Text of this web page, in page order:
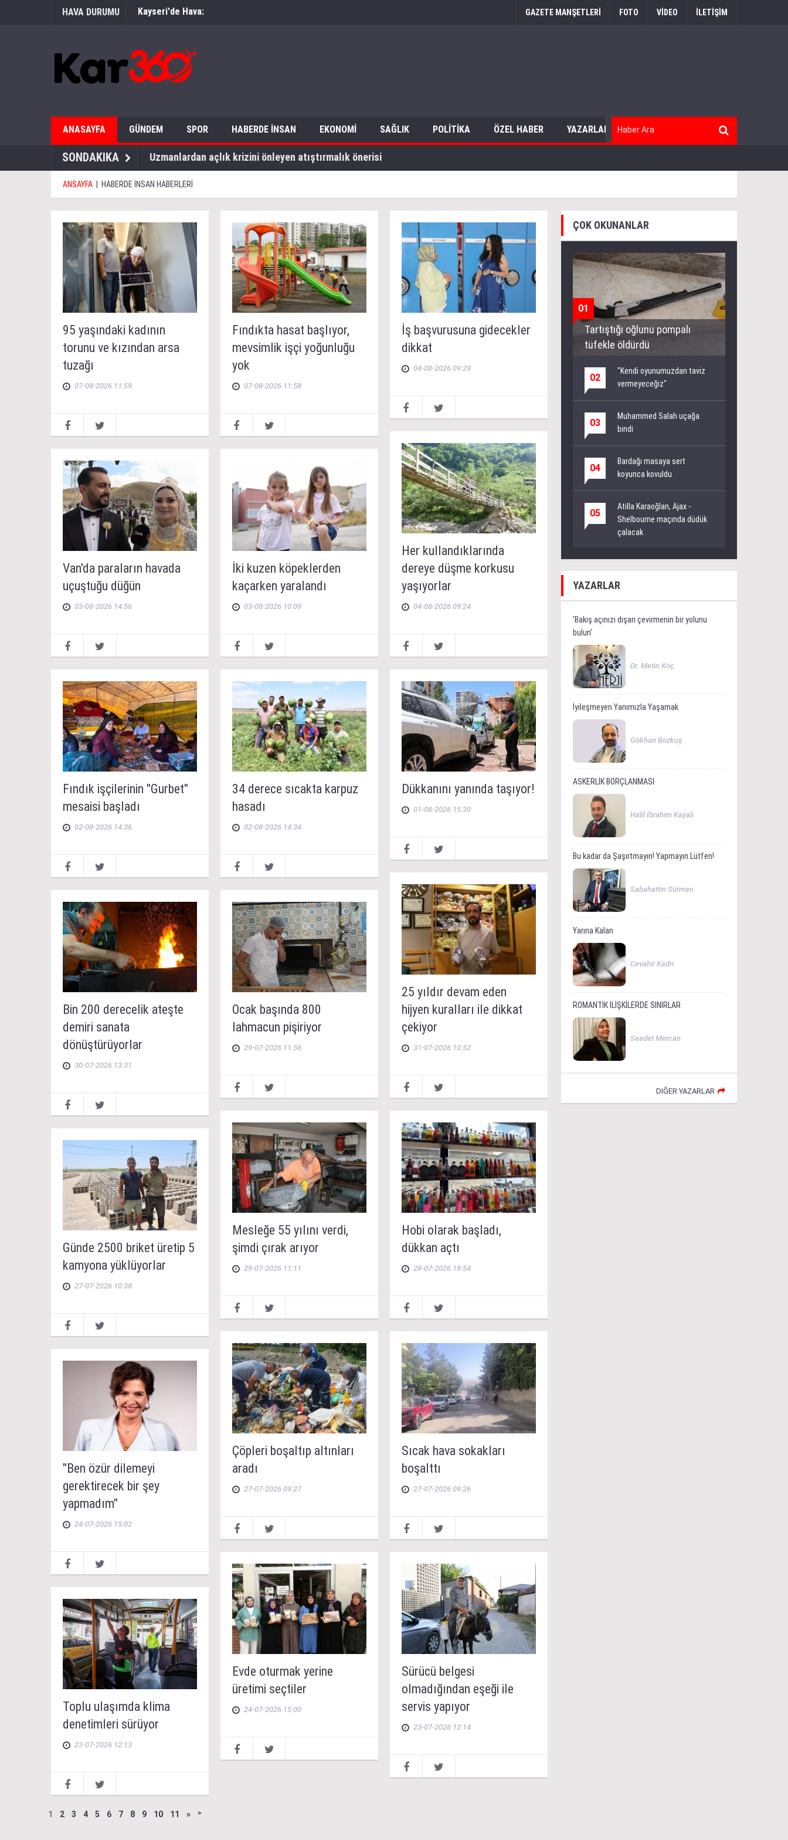
HAVA DURUMU Kayseri'de Hava: GAZETE MANŞETLERİ FOTO VİDEO İLETİŞİM
ANASAYFA GÜNDEM SPOR HABERDE İNSAN EKONOMİ SAĞLIK POLİTİKA ÖZEL HABER YAZARLAR
SONDAKIKA Uzmanlardan açlık krizini önleyen atıştırmalık önerisi
ANSAYFA HABERDE İNSAN HABERLERİ
95 yaşındaki kadının
torunu ve kızından arsa
tuzağı
07-08-2026 11:59
Fındıkta hasat başlıyor,
mevsimlik işçi yoğunluğu
yok
07-08-2026 11:58
İş başvurusuna gidecekler
dikkat
04-08-2026 09:29
Her kullandıklarında
dereye düşme korkusu
yaşıyorlar
04-08-2026 09:24
Van'da paraların havada
uçuştuğu düğün
03-08-2026 14:56
İki kuzen köpeklerden
kaçarken yaralandı
03-08-2026 10:09
Fındık işçilerinin "Gurbet"
mesaisi başladı
02-08-2026 14:36
34 derece sıcakta karpuz
hasadı
02-08-2026 14:34
Dükkanını yanında taşıyor!
01-08-2026 15:30
25 yıldır devam eden
hijyen kuralları ile dikkat
çekiyor
31-07-2026 10:52
Bin 200 derecelik ateşte
demiri sanata
dönüştürüyorlar
30-07-2026 13:31
Ocak başında 800
lahmacun pişiriyor
29-07-2026 11:56
Mesleğe 55 yılını verdi,
şimdi çırak arıyor
29-07-2026 11:11
Hobi olarak başladı,
dükkan açtı
28-07-2026 19:54
Günde 2500 briket üretip 5
kamyona yüklüyorlar
27-07-2026 10:38
Çöpleri boşaltıp altınları
aradı
27-07-2026 09:27
Sıcak hava sokakları
boşalttı
27-07-2026 09:26
"Ben özür dilemeyi
gerektirecek bir şey
yapmadım"
24-07-2026 15:02
Evde oturmak yerine
üretimi seçtiler
24-07-2026 15:00
Sürücü belgesi
olmadığından eşeği ile
servis yapıyor
23-07-2026 12:14
Toplu ulaşımda klima
denetimleri sürüyor
23-07-2026 12:13
1 2 3 4 5 6 7 8 9 10 11 » ˃
ÇOK OKUNANLAR
01
Tartıştığı oğlunu pompalı
tüfekle öldürdü
02
"Kendi oyunumuzdan taviz
vermeyeceğiz"
03
Muhammed Salah uçağa
bindi
04
Bardağı masaya sert
koyunca kovuldu
05
Atilla Karaoğlan, Ajax -
Shelbourne maçında düdük
çalacak
YAZARLAR
'Bakış açınızı dışarı çevirmenin bir yolunu
bulun'
Dr. Metin Koç
İyileşmeyen Yanımızla Yaşamak
Gökhan Bozkuş
ASKERLİK BORÇLANMASI
Halil İbrahim Kayalı
Bu kadar da Şaşırtmayın! Yapmayın Lütfen!
Sabahattin Sürmen
Yarına Kalan
Cevahir Kadri
ROMANTİK İLİŞKİLERDE SINIRLAR
Seadet Mercan
DIĞER YAZARLAR